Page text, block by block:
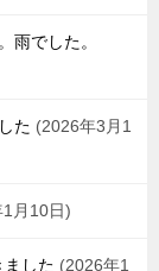
雨でした。
た
2026年3月1
月10日
ました
2026年1